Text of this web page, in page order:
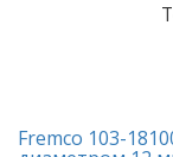
Fremco 103-